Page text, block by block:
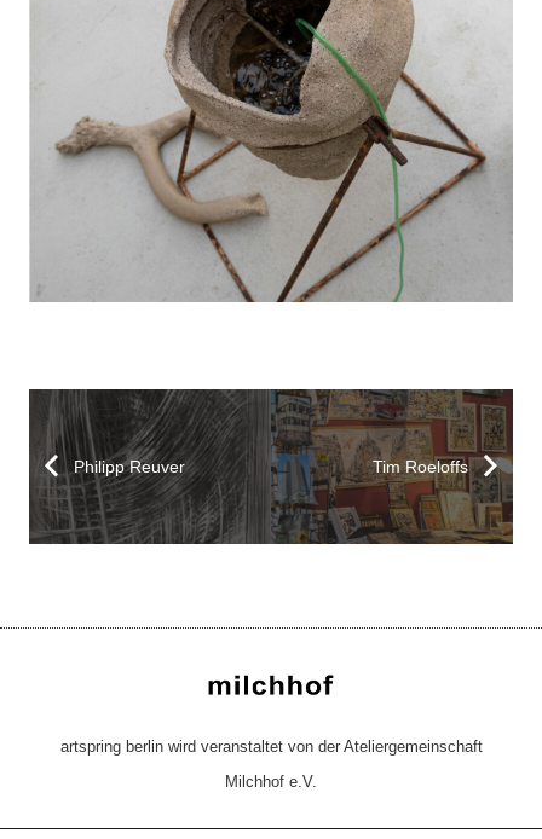
Philipp Reuver Tim Roeloffs
artspring berlin wird veranstaltet von der Ateliergemeinschaft
Milchhof e.V.